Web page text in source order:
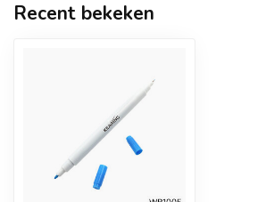
Recent bekeken